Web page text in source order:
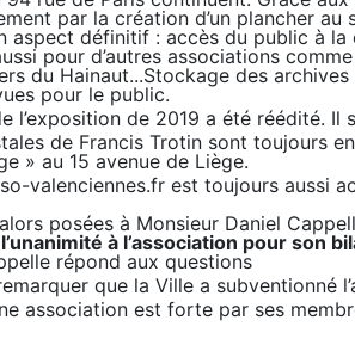
par la création d’un plancher
aspect définitif : accès du public à
pour d’autres associations
du Hainaut...Stockage des
pour le public.
l’exposition de 2019 a été réédité.
de Francis Trotin sont toujours
» au 15 avenue de Liège.
valenciennes.fr est toujours aussi
posées à Monsieur Daniel
à l’association pour son
répond aux questions
que la Ville a subventionné
association est forte par ses